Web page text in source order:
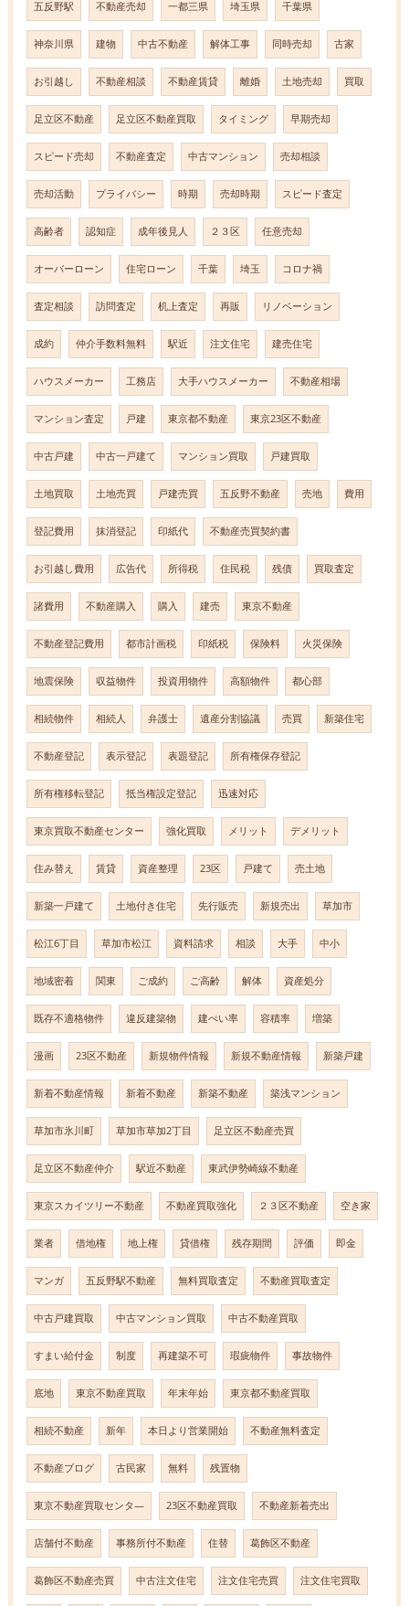
五反野駅 不動産売却 一都三県 埼玉県 千葉県
神奈川県 建物 中古不動産 解体工事 同時売却 古家
お引越し 不動産相談 不動産賃貸 離婚 土地売却 買取
足立区不動産 足立区不動産買取 タイミング 早期売却
スピード売却 不動産査定 中古マンション 売却相談
売却活動 プライバシー 時期 売却時期 スピード査定
高齢者 認知症 成年後見人 ２３区 任意売却
オーバーローン 住宅ローン 千葉 埼玉 コロナ禍
査定相談 訪問査定 机上査定 再販 リノベーション
成約 仲介手数料無料 駅近 注文住宅 建売住宅
ハウスメーカー 工務店 大手ハウスメーカー 不動産相場
マンション査定 戸建 東京都不動産 東京23区不動産
中古戸建 中古一戸建て マンション買取 戸建買取
土地買取 土地売買 戸建売買 五反野不動産 売地 費用
登記費用 抹消登記 印紙代 不動産売買契約書
お引越し費用 広告代 所得税 住民税 残債 買取査定
諸費用 不動産購入 購入 建売 東京不動産
不動産登記費用 都市計画税 印紙税 保険料 火災保険
地震保険 収益物件 投資用物件 高額物件 都心部
相続物件 相続人 弁護士 遺産分割協議 売買 新築住宅
不動産登記 表示登記 表題登記 所有権保存登記
所有権移転登記 抵当権設定登記 迅速対応
東京買取不動産センター 強化買取 メリット デメリット
住み替え 賃貸 資産整理 23区 戸建て 売土地
新築一戸建て 土地付き住宅 先行販売 新規売出 草加市
松江6丁目 草加市松江 資料請求 相談 大手 中小
地域密着 関東 ご成約 ご高齢 解体 資産処分
既存不適格物件 違反建築物 建ぺい率 容積率 増築
漫画 23区不動産 新規物件情報 新規不動産情報 新築戸建
新着不動産情報 新着不動産 新築不動産 築浅マンション
草加市氷川町 草加市草加2丁目 足立区不動産売買
足立区不動産仲介 駅近不動産 東武伊勢崎線不動産
東京スカイツリー不動産 不動産買取強化 ２３区不動産 空き家
業者 借地権 地上権 貸借権 残存期間 評価 即金
マンガ 五反野駅不動産 無料買取査定 不動産買取査定
中古戸建買取 中古マンション買取 中古不動産買取
すまい給付金 制度 再建築不可 瑕疵物件 事故物件
底地 東京不動産買取 年末年始 東京都不動産買取
相続不動産 新年 本日より営業開始 不動産無料査定
不動産ブログ 古民家 無料 残置物
東京不動産買取センタ― 23区不動産買取 不動産新着売出
店舗付不動産 事務所付不動産 住替 葛飾区不動産
葛飾区不動産売買 中古注文住宅 注文住宅売買 注文住宅買取